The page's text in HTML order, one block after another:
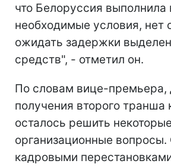
что Белоруссия выполнила
необходимые условия, нет
ожидать задержки
средств", - отметил он.
По словам вице-премьера,
получения второго транша
осталось решить некоторые
организационные
кадровыми